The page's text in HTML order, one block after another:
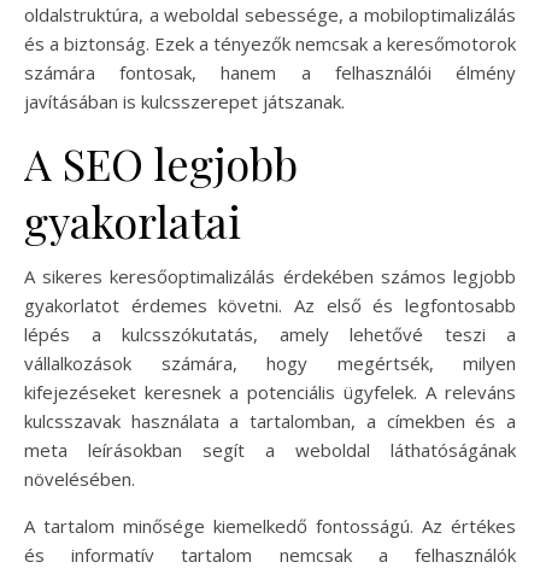
oldalstruktúra, a weboldal sebessége, a mobiloptimalizálás
és a biztonság. Ezek a tényezők nemcsak a keresőmotorok
számára fontosak, hanem a felhasználói élmény
javításában is kulcsszerepet játszanak.
A SEO legjobb
gyakorlatai
A sikeres keresőoptimalizálás érdekében számos legjobb
gyakorlatot érdemes követni. Az első és legfontosabb
lépés a kulcsszókutatás, amely lehetővé teszi a
vállalkozások számára, hogy megértsék, milyen
kifejezéseket keresnek a potenciális ügyfelek. A releváns
kulcsszavak használata a tartalomban, a címekben és a
meta leírásokban segít a weboldal láthatóságának
növelésében.
A tartalom minősége kiemelkedő fontosságú. Az értékes
és informatív tartalom nemcsak a felhasználók